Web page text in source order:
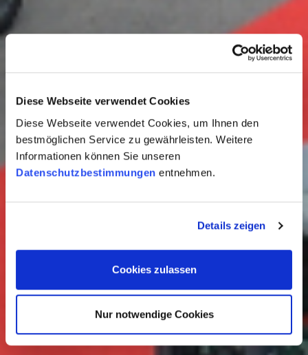
Diese Webseite verwendet Cookies
Diese Webseite verwendet Cookies, um Ihnen den
bestmöglichen Service zu gewährleisten. Weitere
Informationen können Sie unseren
Datenschutzbestimmungen entnehmen.
Details zeigen
Cookies zulassen
Nur notwendige Cookies